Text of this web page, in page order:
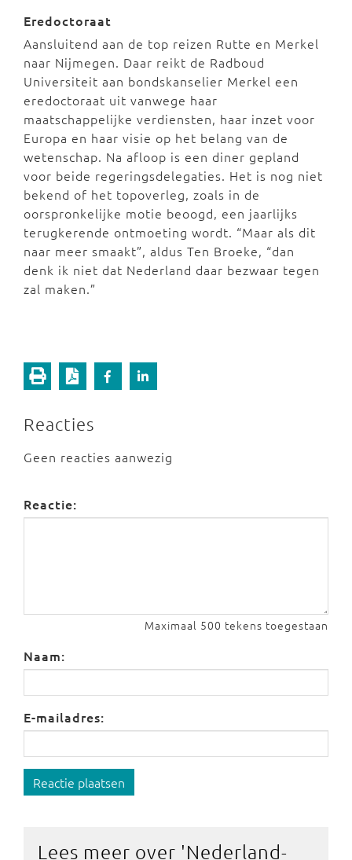
Eredoctoraat
Aansluitend aan de top reizen Rutte en Merkel
naar Nijmegen. Daar reikt de Radboud
Universiteit aan bondskanselier Merkel een
eredoctoraat uit vanwege haar
maatschappelijke verdiensten, haar inzet voor
Europa en haar visie op het belang van de
wetenschap. Na afloop is een diner gepland
voor beide regeringsdelegaties. Het is nog niet
bekend of het topoverleg, zoals in de
oorspronkelijke motie beoogd, een jaarlijks
terugkerende ontmoeting wordt. “Maar als dit
naar meer smaakt”, aldus Ten Broeke, “dan
denk ik niet dat Nederland daar bezwaar tegen
zal maken.”
Reacties
Geen reacties aanwezig
Reactie:
Maximaal 500 tekens toegestaan
Naam:
E-mailadres:
Reactie plaatsen
Lees meer over 'Nederland-